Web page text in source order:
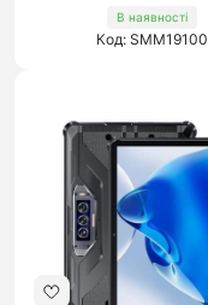
В наявності
Код: SMM19100